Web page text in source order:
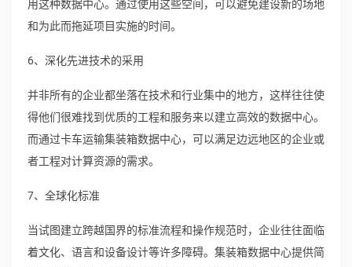
用这种数据中心。通过使用这些空间，可以避免建设新的场地
和为此而拖延项目实施的时间。
6、深化先进技术的采用
并非所有的企业都坐落在技术和行业集中的地方，这样往往使
得他们很难找到优质的工程和服务来以建立高效的数据中心。
而通过卡车运输集装箱数据中心，可以满足边远地区的企业或
者工程对计算资源的需求。
7、全球化标准
当试图建立跨越国界的标准流程和操作规范时，企业往往面临
着文化、语言和设备设计等许多障碍。集装箱数据中心提供简